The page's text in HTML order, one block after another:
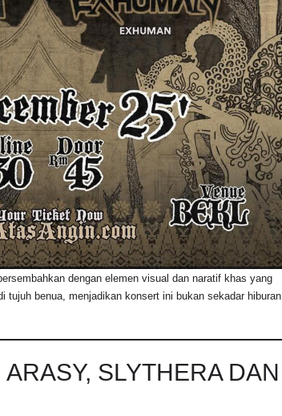
dengan elemen visual dan naratif khas yang
tujuh benua, menjadikan konsert ini bukan sekadar hiburan,
SLYTHERA DAN